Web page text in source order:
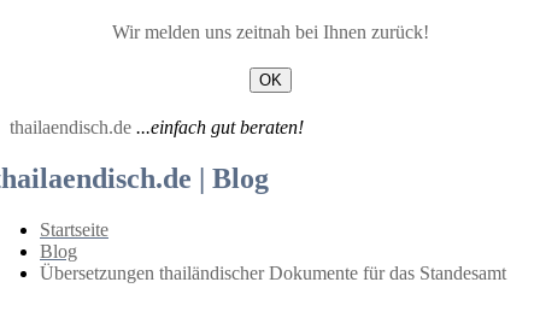
Wir melden uns zeitnah bei Ihnen zurück!
OK
thailaendisch.de ...einfach gut beraten!
| Blog
Startseite
Blog
Übersetzungen thailändischer Dokumente für das Standesamt